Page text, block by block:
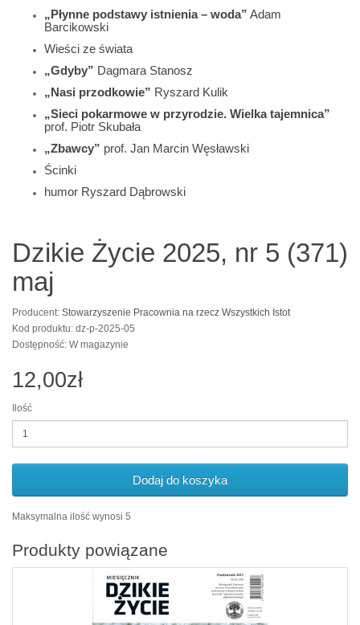
„Płynne podstawy istnienia – woda” Adam
Barcikowski
Wieści ze świata
„Gdyby” Dagmara Stanosz
„Nasi przodkowie” Ryszard Kulik
„Sieci pokarmowe w przyrodzie. Wielka tajemnica”
prof. Piotr Skubała
„Zbawcy” prof. Jan Marcin Węsławski
Ścinki
humor Ryszard Dąbrowski
Dzikie Życie 2025, nr 5 (371)
maj
Producent: Stowarzyszenie Pracownia na rzecz Wszystkich Istot
Kod produktu: dz-p-2025-05
Dostępność: W magazynie
12,00zł
Ilość
Dodaj do koszyka
Maksymalna ilość wynosi 5
Produkty powiązane